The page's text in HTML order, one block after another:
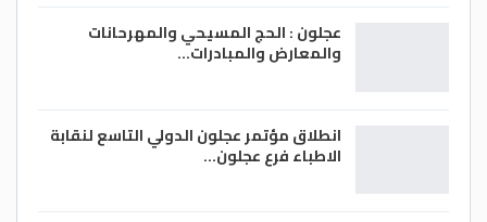
عجلون : الحج المسيحي والمهرحانات
والمعارض والمبادرات…
انطلاق مؤتمر عجلون الدولي التاسع لنقابة
الاطباء فرع عجلون…